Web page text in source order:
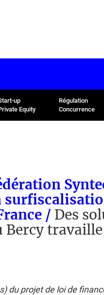
up
Equity
Régulation
Concurrence
/ Des
Bercy
du projet de loi de